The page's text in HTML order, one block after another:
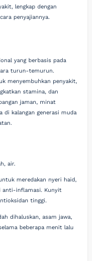
lengkap dengan
penyajiannya.
yang berbasis pada
turun-temurun.
menyembuhkan penyakit,
stamina, dan
jaman, minat
di kalangan generasi muda
air.
meredakan nyeri haid,
anti-inflamasi. Kunyit
tinggi.
dihaluskan, asam jawa,
beberapa menit lalu